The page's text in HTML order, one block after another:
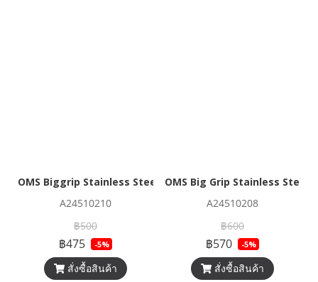
OMS Biggrip Stainless Steel Double-Ender 3 1/2" (~ 90 mm)
A24510210
฿500
฿475 -5%
สั่งซื้อสินค้า
OMS Big Grip Stainless Steel
A24510208
฿600
฿570 -5%
สั่งซื้อสินค้า